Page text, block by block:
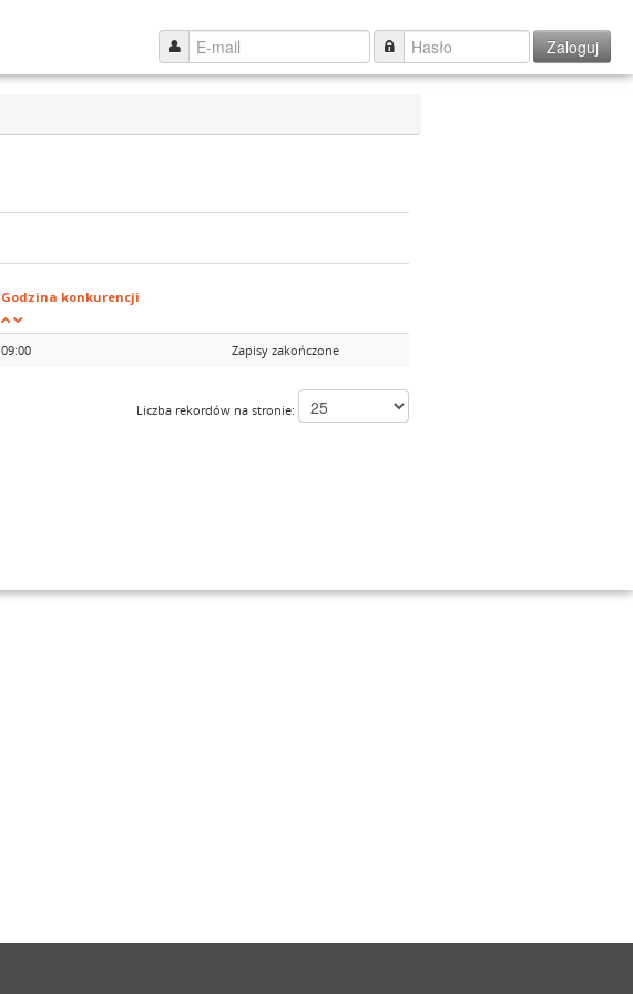
Zaloguj
Godzina konkurencji
09:00 Zapisy zakończone
Liczba rekordów na stronie: